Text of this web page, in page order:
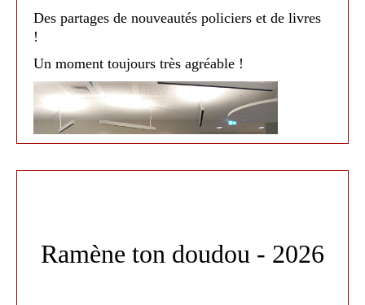
Médiathèque de Nailloux - 2026
Des partages de nouveautés policiers et de livres
!
Un moment toujours très agréable !
Ramène ton doudou - 2026